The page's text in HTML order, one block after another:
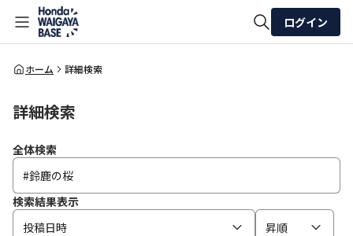
全体検索
ログイン
ホーム 詳細検索
詳細検索
全体検索
検索結果表示
投稿日時
昇順